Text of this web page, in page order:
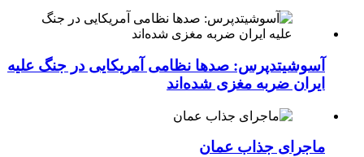
آسوشیتدپرس: صدها نظامی آمریکایی در جنگ علیه
ایران ضربه مغزی شده‌اند
ماجرای جذاب عمان